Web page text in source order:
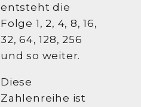
entsteht die
Folge 1, 2, 4, 8, 16,
32, 64, 128, 256
und so weiter.
Diese
Zahlenreihe ist